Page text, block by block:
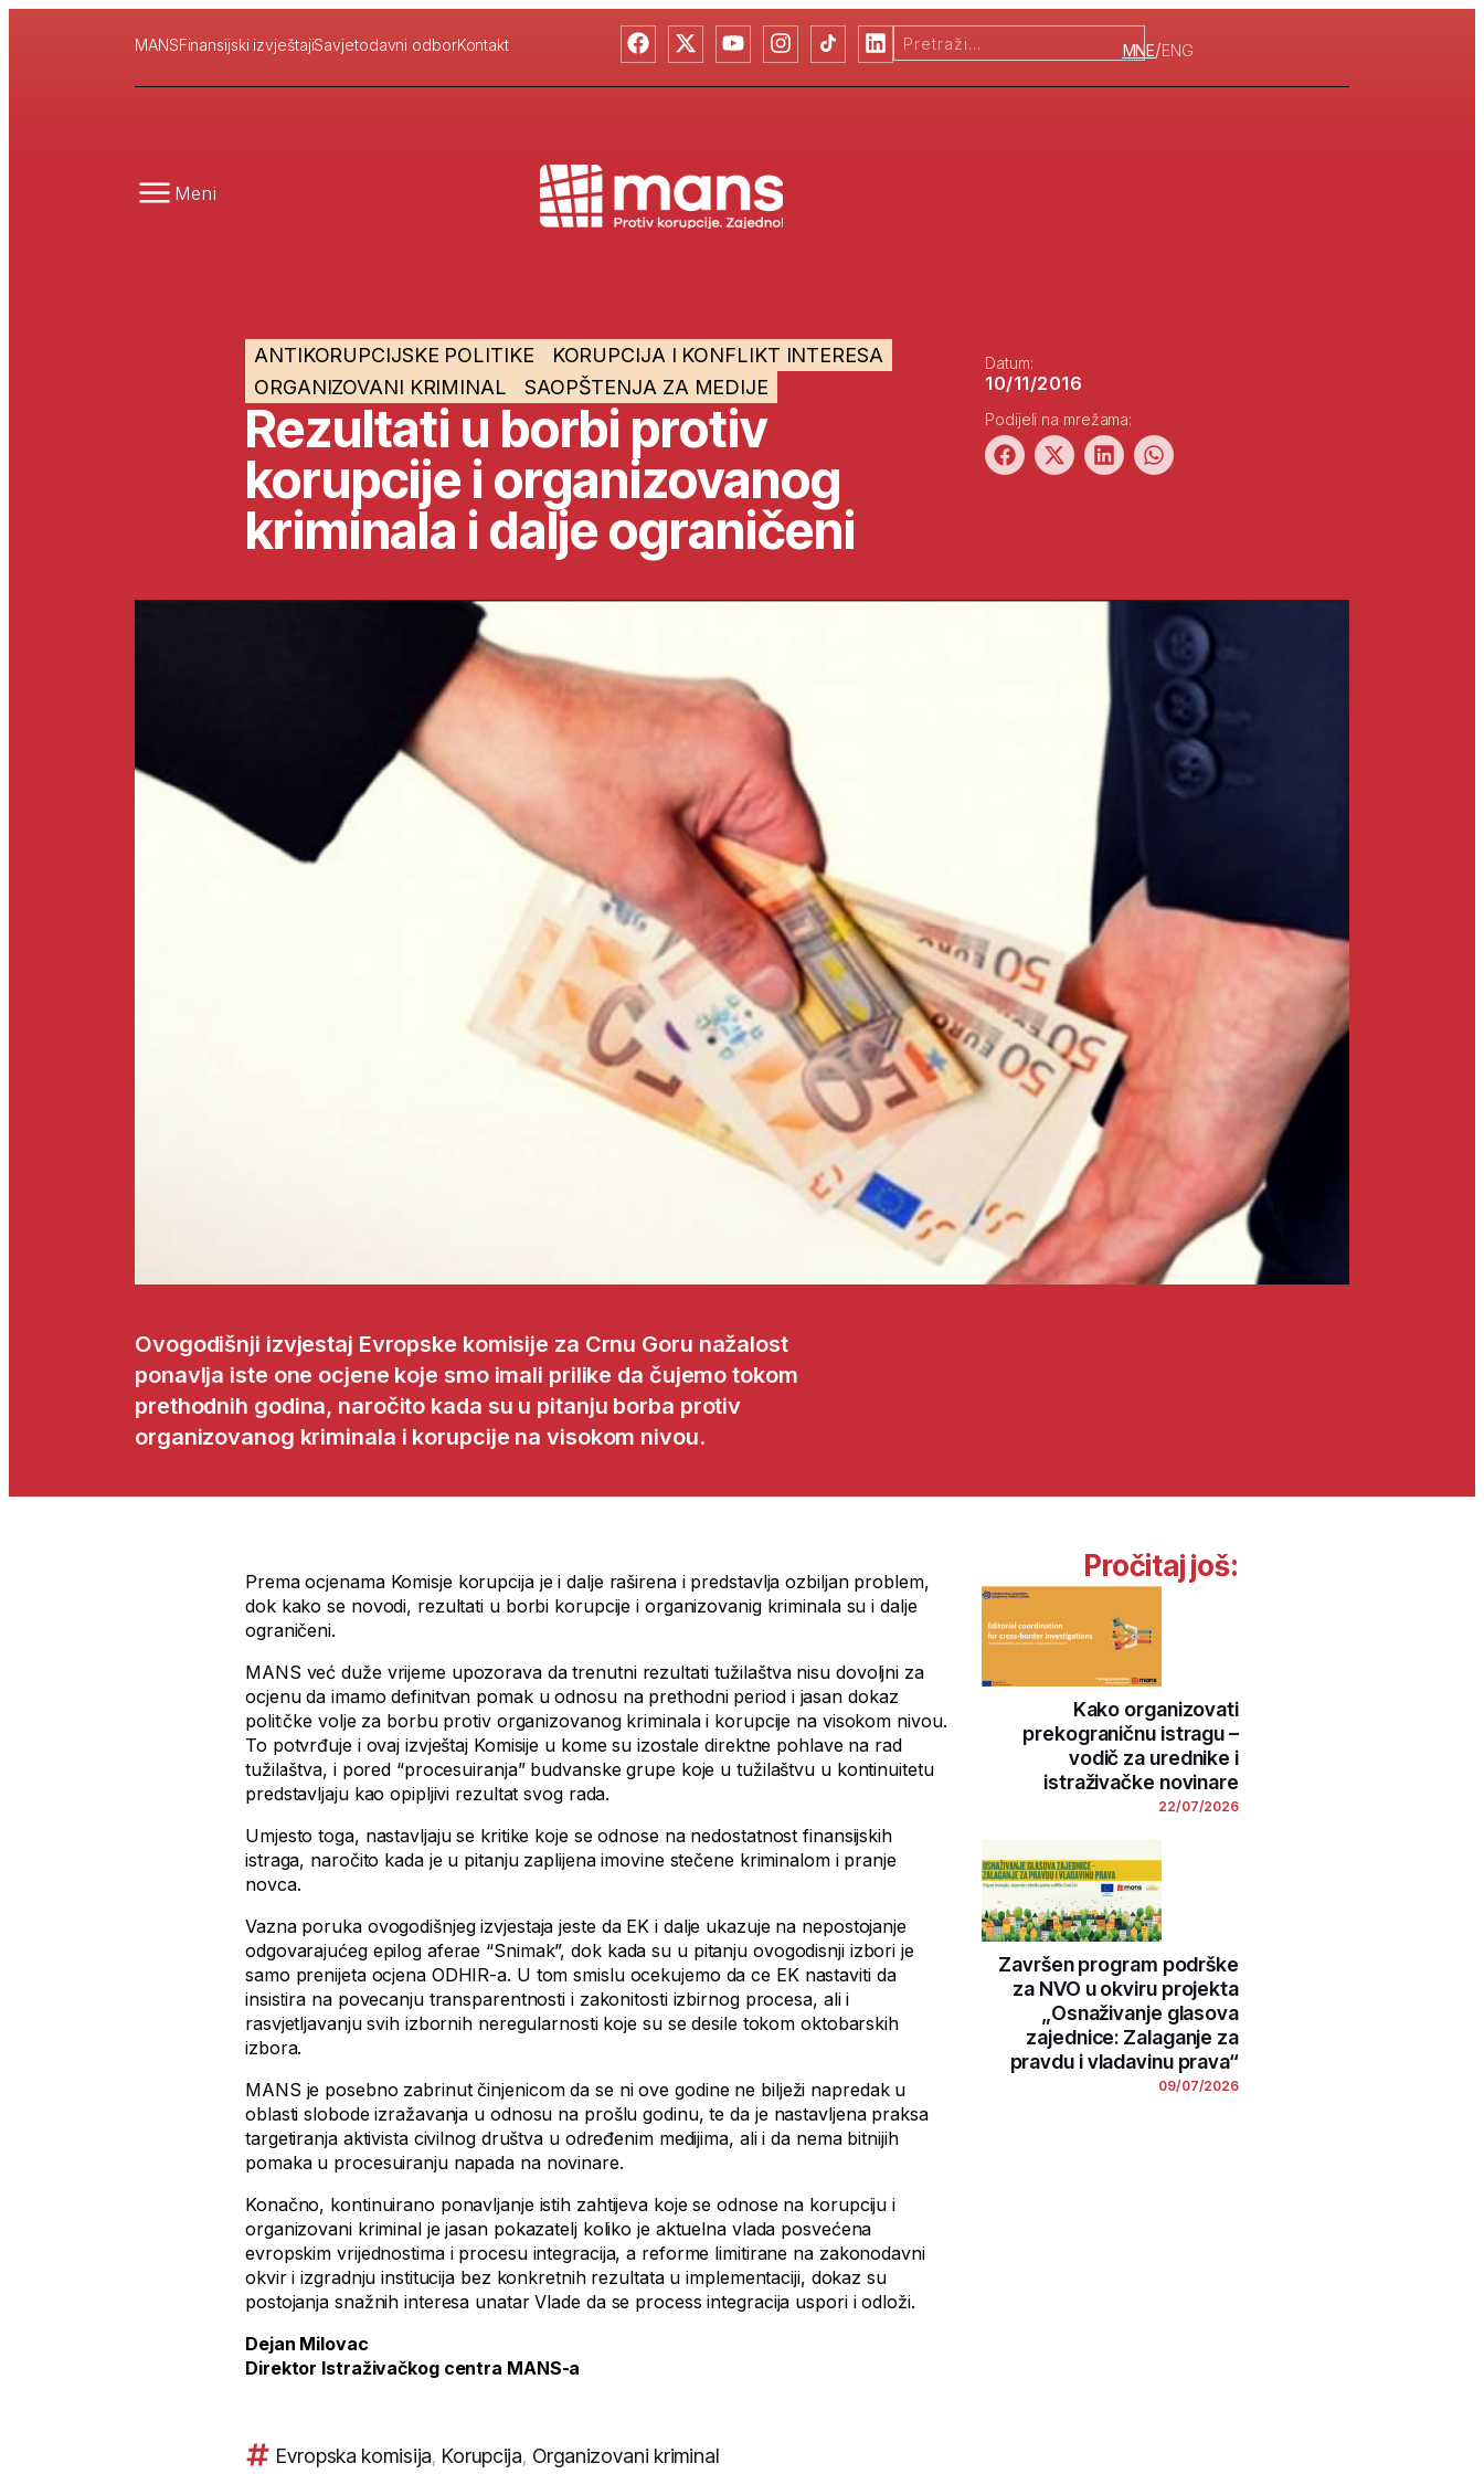
MANSFinansijski izvještajiSavjetodavni odborKontakt MNE/ENG
Meni
ANTIKORUPCIJSKE POLITIKE
KORUPCIJA I KONFLIKT INTERESA
ORGANIZOVANI KRIMINAL
SAOPŠTENJA ZA MEDIJE
Rezultati u borbi protiv
korupcije i organizovanog
kriminala i dalje ograničeni
Datum:
10/11/2016
Podijeli na mrežama:
Ovogodišnji izvjestaj Evropske komisije za Crnu Goru nažalost
ponavlja iste one ocjene koje smo imali prilike da čujemo tokom
prethodnih godina, naročito kada su u pitanju borba protiv
organizovanog kriminala i korupcije na visokom nivou.
Prema ocjenama Komisje korupcija je i dalje raširena i predstavlja ozbiljan problem,
dok kako se novodi, rezultati u borbi korupcije i organizovanig kriminala su i dalje
ograničeni.
MANS već duže vrijeme upozorava da trenutni rezultati tužilaštva nisu dovoljni za
ocjenu da imamo definitvan pomak u odnosu na prethodni period i jasan dokaz
političke volje za borbu protiv organizovanog kriminala i korupcije na visokom nivou.
To potvrđuje i ovaj izvještaj Komisije u kome su izostale direktne pohlave na rad
tužilaštva, i pored “procesuiranja” budvanske grupe koje u tužilaštvu u kontinuitetu
predstavljaju kao opipljivi rezultat svog rada.
Umjesto toga, nastavljaju se kritike koje se odnose na nedostatnost finansijskih
istraga, naročito kada je u pitanju zaplijena imovine stečene kriminalom i pranje
novca.
Vazna poruka ovogodišnjeg izvjestaja jeste da EK i dalje ukazuje na nepostojanje
odgovarajućeg epilog aferae “Snimak”, dok kada su u pitanju ovogodisnji izbori je
samo prenijeta ocjena ODHIR-a. U tom smislu ocekujemo da ce EK nastaviti da
insistira na povecanju transparentnosti i zakonitosti izbirnog procesa, ali i
rasvjetljavanju svih izbornih neregularnosti koje su se desile tokom oktobarskih
izbora.
MANS je posebno zabrinut činjenicom da se ni ove godine ne bilježi napredak u
oblasti slobode izražavanja u odnosu na prošlu godinu, te da je nastavljena praksa
targetiranja aktivista civilnog društva u određenim medijima, ali i da nema bitnijih
pomaka u procesuiranju napada na novinare.
Konačno, kontinuirano ponavljanje istih zahtijeva koje se odnose na korupciju i
organizovani kriminal je jasan pokazatelj koliko je aktuelna vlada posvećena
evropskim vrijednostima i procesu integracija, a reforme limitirane na zakonodavni
okvir i izgradnju institucija bez konkretnih rezultata u implementaciji, dokaz su
postojanja snažnih interesa unatar Vlade da se process integracija uspori i odloži.
Dejan Milovac
Direktor Istraživačkog centra MANS-a
Evropska komisija, Korupcija, Organizovani kriminal
Pročitaj još:
Kako organizovati
prekograničnu istragu –
vodič za urednike i
istraživačke novinare
22/07/2026
Završen program podrške
za NVO u okviru projekta
„Osnaživanje glasova
zajednice: Zalaganje za
pravdu i vladavinu prava“
09/07/2026